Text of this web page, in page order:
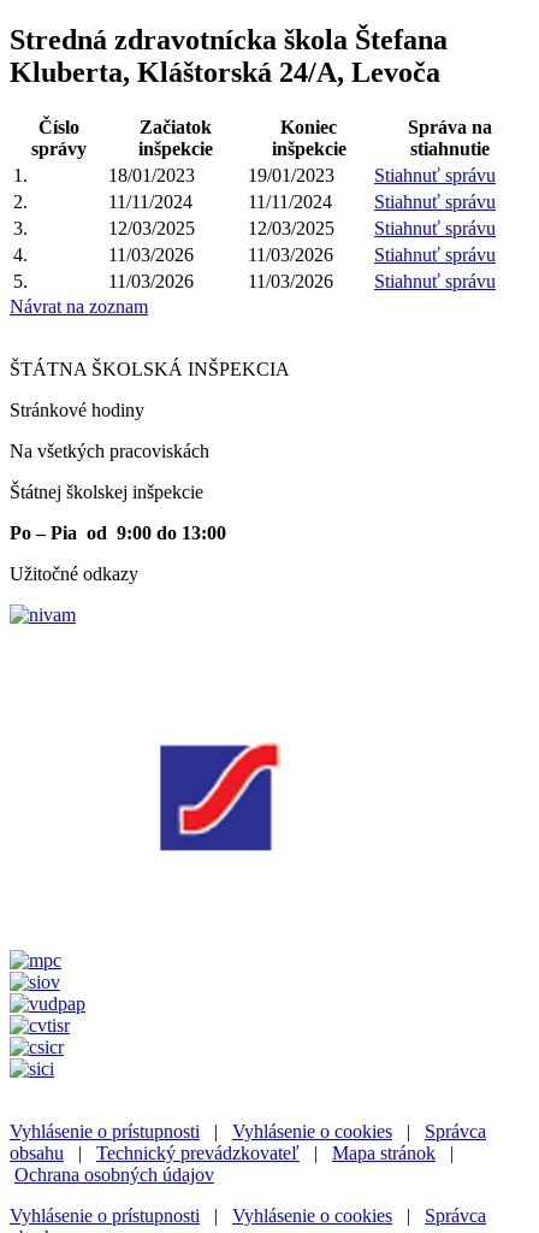
Stredná zdravotnícka škola Štefana
Kluberta, Kláštorská 24/A, Levoča
Číslo
správy
Začiatok
inšpekcie
Koniec
inšpekcie
Správa na
stiahnutie
1.
18/01/2023 19/01/2023
Stiahnuť správu
2.
11/11/2024 11/11/2024
Stiahnuť správu
3.
12/03/2025 12/03/2025
Stiahnuť správu
4.
11/03/2026 11/03/2026
Stiahnuť správu
5.
11/03/2026 11/03/2026
Stiahnuť správu
Návrat na zoznam
ŠTÁTNA ŠKOLSKÁ INŠPEKCIA
Stránkové hodiny​
Na všetkých pracoviskách
Štátnej školskej inšpekcie
Po – Pia od 9:00 do 13:00
Užitočné odkazy
Vyhlásenie o prístupnosti | Vyhlásenie o cookies | Správca
obsahu | Technický prevádzkovateľ | Mapa stránok |
Ochrana osobných údajov
Vyhlásenie o prístupnosti | Vyhlásenie o cookies | Správca